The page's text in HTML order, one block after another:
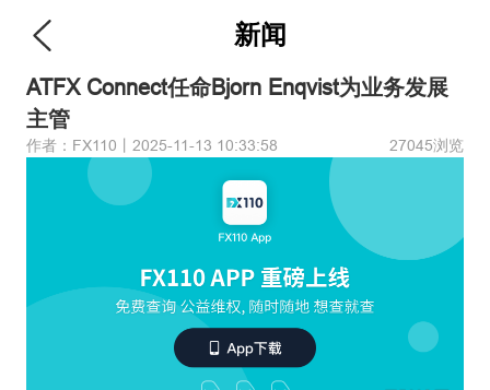
新闻
ATFX Connect任命Bjorn Enqvist为业务发展
主管
作者：FX110丨2025-11-13 10:33:58 27045浏览